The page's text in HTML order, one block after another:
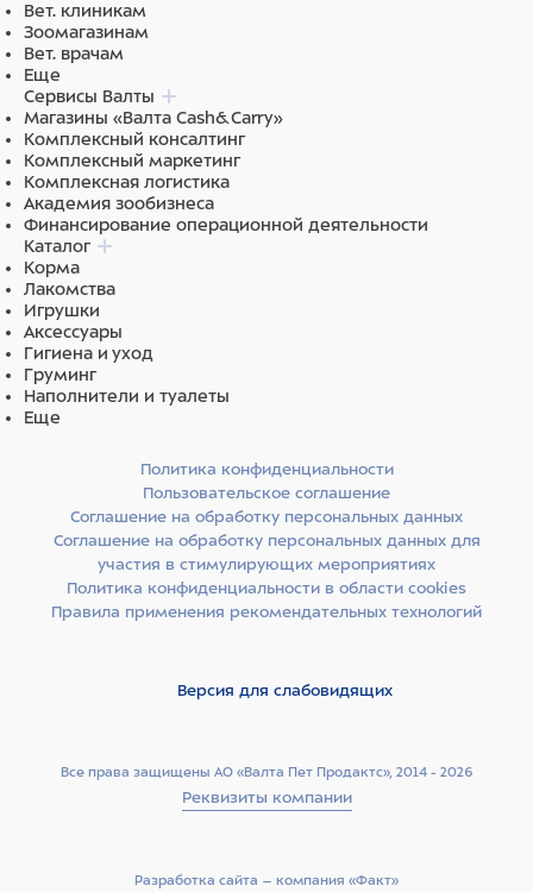
Вет. клиникам
Зоомагазинам
Вет. врачам
Еще
Сервисы Валты
Магазины «Валта Cash&Carry»
Комплексный консалтинг
Комплексный маркетинг
Комплексная логистика
Академия зообизнеса
Финансирование операционной деятельности
Каталог
Корма
Лакомства
Игрушки
Аксессуары
Гигиена и уход
Груминг
Наполнители и туалеты
Еще
Все права защищены АО «Валта Пет Продактс», 2014 - 2026
Реквизиты компании
Политика конфиденциальности
Пользовательское соглашение
Соглашение на обработку персональных данных
Соглашение на обработку персональных данных для
участия в стимулирующих мероприятиях
Политика конфиденциальности в области cookies
Правила применения рекомендательных технологий
Версия для слабовидящих
Разработка сайта –­ компания «Факт»